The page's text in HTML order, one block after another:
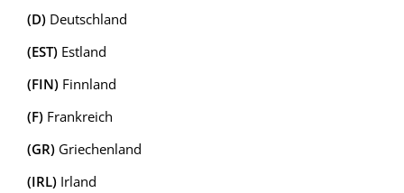
(D) Deutschland
(EST) Estland
(FIN) Finnland
(F) Frankreich
(GR) Griechenland
(IRL) Irland